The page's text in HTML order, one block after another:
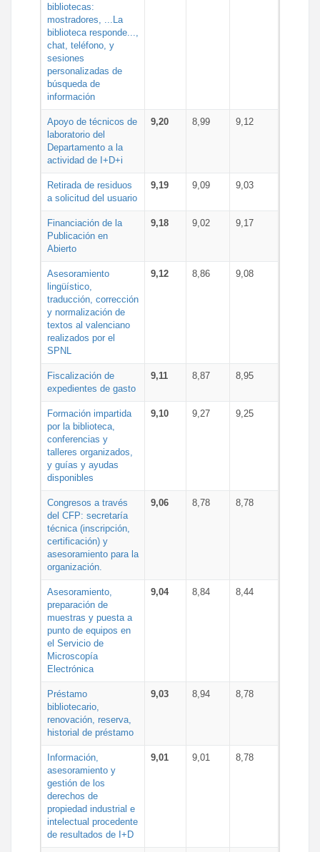
bibliotecas:
mostradores, ...La
biblioteca responde...,
chat, teléfono, y
sesiones
personalizadas de
búsqueda de
información
Apoyo de técnicos de
laboratorio del
Departamento a la
actividad de I+D+i
9,20 8,99 9,12
Retirada de residuos
a solicitud del usuario
9,19 9,09 9,03
Financiación de la
Publicación en
Abierto
9,18 9,02 9,17
Asesoramiento
lingüístico,
traducción, corrección
y normalización de
textos al valenciano
realizados por el
SPNL
9,12 8,86 9,08
Fiscalización de
expedientes de gasto
9,11 8,87 8,95
Formación impartida
por la biblioteca,
conferencias y
talleres organizados,
y guías y ayudas
disponibles
9,10 9,27 9,25
Congresos a través
del CFP: secretaría
técnica (inscripción,
certificación) y
asesoramiento para la
organización.
9,06 8,78 8,78
Asesoramiento,
preparación de
muestras y puesta a
punto de equipos en
el Servicio de
Microscopía
Electrónica
9,04 8,84 8,44
Préstamo
bibliotecario,
renovación, reserva,
historial de préstamo
9,03 8,94 8,78
Información,
asesoramiento y
gestión de los
derechos de
propiedad industrial e
intelectual procedente
de resultados de I+D
9,01 9,01 8,78